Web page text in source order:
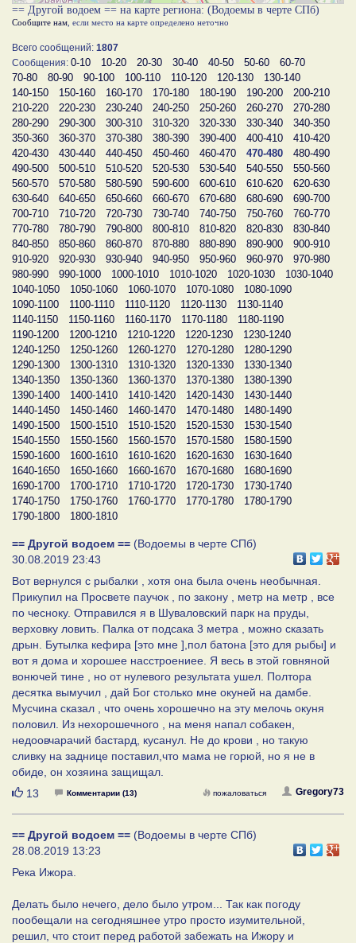
== Другой водоем == на карте региона: (Водоемы в черте СПб)
Сообщите нам , если место на карте определено неточно
Всего сообщений: 1807
Сообщения: 0-10 10-20 20-30 30-40 40-50 50-60
60-70
70-80
80-90 90-100 100-110 110-120 120-130
130-140
140-150
150-160 160-170 170-180 180-190 190-200
200-210
210-220
220-230 230-240 240-250 250-260 260-270
270-280
280-290
290-300 300-310 310-320 320-330 330-340
340-350
350-360
360-370 370-380 380-390 390-400 400-410
410-420
420-430
430-440 440-450 450-460 460-470 470-480
480-490
490-500
500-510 510-520 520-530 530-540 540-550
550-560
560-570
570-580 580-590 590-600 600-610 610-620
620-630
630-640
640-650 650-660 660-670 670-680 680-690
690-700
700-710
710-720 720-730 730-740 740-750 750-760
760-770
770-780
780-790 790-800 800-810 810-820 820-830
830-840
840-850
850-860 860-870 870-880 880-890 890-900
900-910
910-920
920-930 930-940 940-950 950-960 960-970
970-980
980-990
990-1000 1000-1010 1010-1020 1020-1030
1030-1040
1040-1050
1050-1060 1060-1070 1070-1080
1080-1090
1090-1100
1100-1110 1110-1120 1120-1130
1130-1140
1140-1150
1150-1160 1160-1170 1170-1180
1180-1190
1190-1200
1200-1210 1210-1220 1220-1230
1230-1240
1240-1250
1250-1260 1260-1270 1270-1280
1280-1290
1290-1300
1300-1310 1310-1320 1320-1330
1330-1340
1340-1350
1350-1360 1360-1370 1370-1380
1380-1390
1390-1400
1400-1410 1410-1420 1420-1430
1430-1440
1440-1450
1450-1460 1460-1470 1470-1480
1480-1490
1490-1500
1500-1510 1510-1520 1520-1530
1530-1540
1540-1550
1550-1560 1560-1570 1570-1580
1580-1590
1590-1600
1600-1610 1610-1620 1620-1630
1630-1640
1640-1650
1650-1660 1660-1670 1670-1680
1680-1690
1690-1700
1700-1710 1710-1720 1720-1730
1730-1740
1740-1750
1750-1760 1760-1770 1770-1780
1780-1790
1790-1800
1800-1810
== Другой водоем == (Водоемы в черте СПб)
30.08.2019 23:43
Вот вернулся с рыбалки , хотя она была очень необычная.
Прикупил на Просвете паучок , по закону , метр на метр , все
по чесноку. Отправился я в Шуваловский парк на пруды,
верховку ловить. Палка от подсака 3 метра , можно сказать
дрын. Бутылка кефира [это мне ],пол батона [это для рыбы] и
вот я дома и хорошее насстроениее. Я весь в этой говняной
вонючей тине , но от нулевого результата ушел. Полтора
десятка вымучил , дай Бог столько мне окуней на дамбе.
Мусчина сказал , что очень хорошечно на эту мелочь окуня
половил. Из нехорошечного , на меня напал собакен,
недоовчарачий бастард, кусанул. Не до крови , но такую
сливку на заднице поставил,что мама не горюй, но я не в
обиде, он хозяина защищал.
Нравится
13 Комментарии (13) Gregory73
пожаловаться
== Другой водоем == (Водоемы в черте СПб)
28.08.2019 13:23
Река Ижора.
Делать было нечего, дело было утром... Так как погоду
пообещали на сегодняшнее утро просто изумительной,
решил, что стоит перед работой забежать на Ижору и